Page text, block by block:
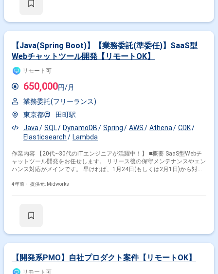
先順位決定 ・開発の進行およびクオリティ管理 ・開発の生産性向上に係
フラ：AWS GCP ■開発手法：Agile ■構成管理ツール：Ansible
Terraform ■監視ツール：Mackerel Sentry ■その他：Slack JIRA
Bitbucket Confluence
【Java(Spring Boot)】【業務委託(準委任)】SaaS型
Webチャットツール開発【リモートOK】
リモート可
650,000円/月
業務委託(フリーランス)
東京都
田町駅
Java
SQL DynamoDB Spring AWS Athena
CDK
Elasticsearch
Lambda
作業内容 【20代~30代のITエンジニアが活躍中！】 ■概要 SaaS型Webチ
ャットツール開発をお任せします。 リリース後の保守メンテナンスやエン
ハンス対応がメインです。 早ければ、1月24日(もしくは2月1日)から対応
を採用しており、1週間のスプリントで機能開発を実施しています。 AWS
framework API Gateway DynamoDB RDS
4年前・ 提供元: Midworks
【開発系PMO】自社プロダクト案件【リモートOK】
リモート可